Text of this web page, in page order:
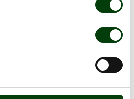
och balansräkning samt
and the balance sheet and the
and the consolidated balance
Bolagets resultat enligt den
the adopted balance sheet